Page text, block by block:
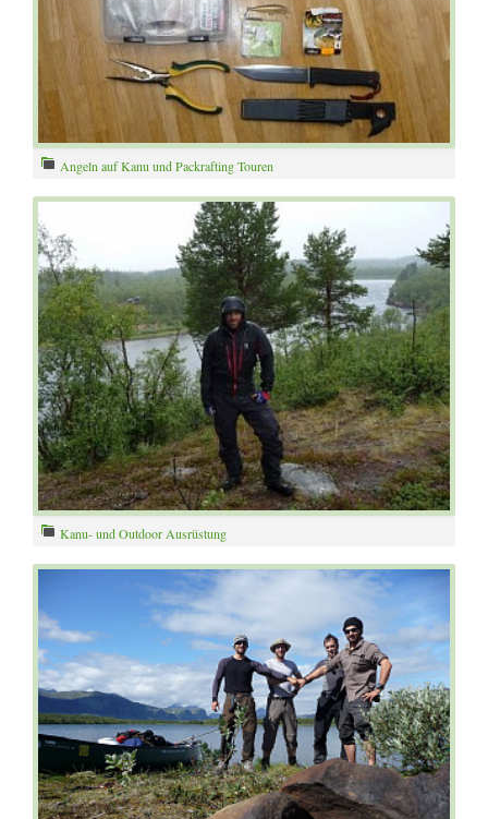
Angeln auf Kanu und Packrafting Touren
Angeln Grundausstattung – Angelset
Kanu- und Outdoor Ausrüstung
Regenjacke – Regenhose – Hardshells